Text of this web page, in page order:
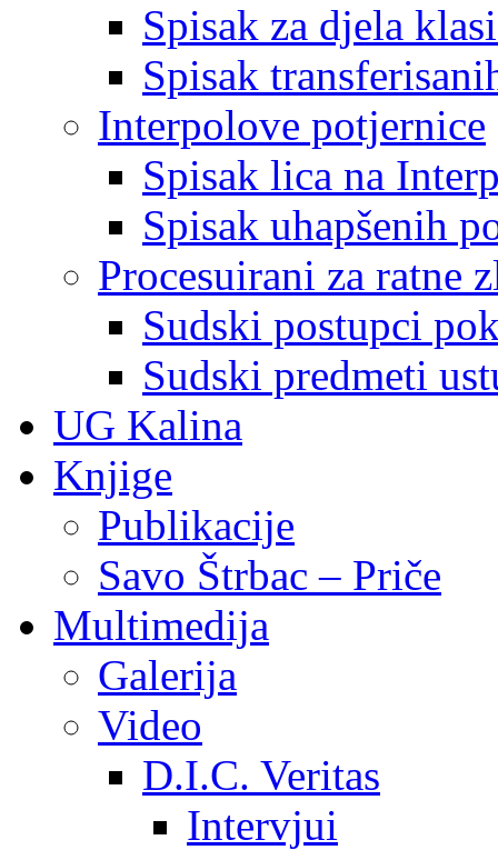
Spisak za djela
Spisak
Interpolove potjernice
Spisak lica na
Spisak uhapšenih
Procesuirani za ratne
Sudski postupci
Sudski predmeti
UG Kalina
Knjige
Publikacije
Savo Štrbac – Priče
Multimedija
Galerija
Video
D.I.C. Veritas
Intervjui